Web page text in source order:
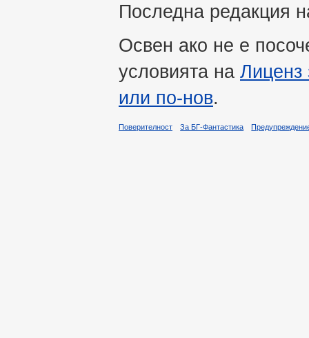
Последна редакция
Освен ако не е
условията на Лиценз
или по-нов.
Поверителност За БГ-Фантастика